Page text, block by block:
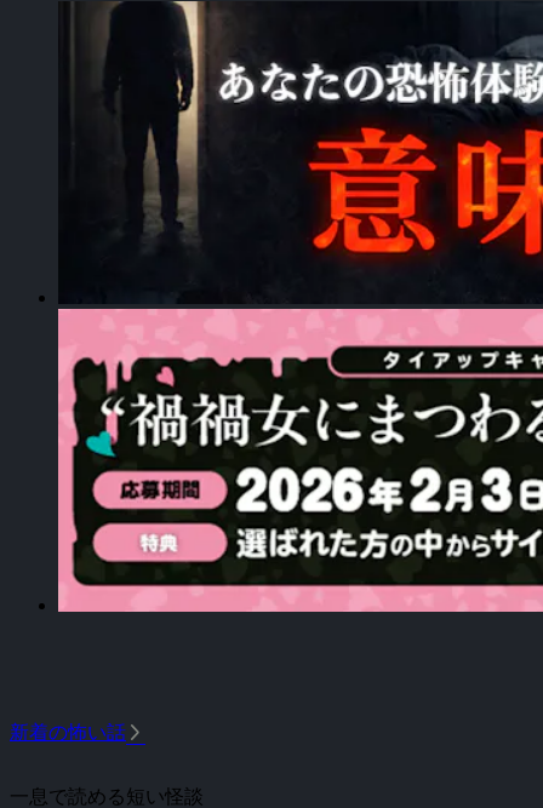
新着の怖い話 arrow_forward_ios
一息で読める短い怪談